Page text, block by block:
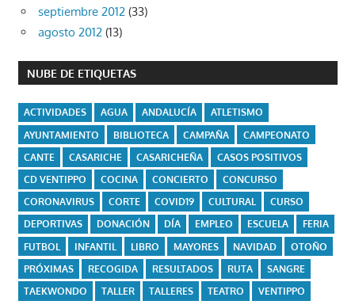
septiembre 2012 (33)
agosto 2012 (13)
NUBE DE ETIQUETAS
ACTIVIDADES AGUA ANDALUCÍA
ATLETISMO
AYUNTAMIENTO
BIBLIOTECA CAMPAÑA
CAMPEONATO
CANTE
CASARICHE CASARICHEÑA
CASOS POSITIVOS
CD VENTIPPO
COCINA CONCIERTO
CONCURSO
CORONAVIRUS
CORTE COVID19 CULTURAL
CURSO
DEPORTIVAS
DONACIÓN DÍA EMPLEO ESCUELA
FERIA
FUTBOL
INFANTIL LIBRO MAYORES NAVIDAD
OTOÑO
PRÓXIMAS
RECOGIDA RESULTADOS RUTA
SANGRE
TAEKWONDO
TALLER TALLERES TEATRO
VENTIPPO